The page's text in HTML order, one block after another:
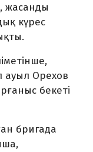
жасанды
күрес
Орехов
бекеті
бригада